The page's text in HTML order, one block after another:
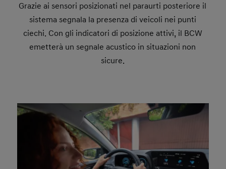
Grazie ai sensori posizionati nel paraurti posteriore il
sistema segnala la presenza di veicoli nei punti
ciechi. Con gli indicatori di posizione attivi, il BCW
emetterà un segnale acustico in situazioni non
sicure.